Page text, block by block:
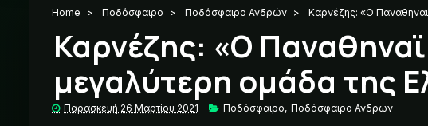
Home > Ποδόσφαιρο > Ποδόσφαιρο Ανδρών > Καρνέζης: «Ο
Καρνέζης: «Ο
μεγαλύτερη ομάδα της
Παρασκευή 26 Μαρτίου 2021 Ποδόσφαιρο, Ποδόσφαιρο Ανδρών